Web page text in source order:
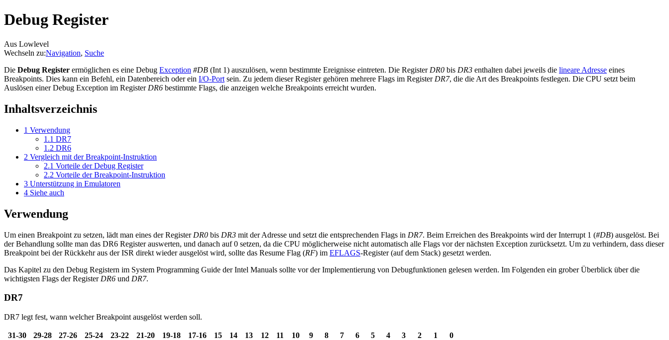
Debug Register
Aus Lowlevel
Wechseln zu:Navigation, Suche
Die Debug Register ermöglichen es eine Debug Exception #DB (Int 1) auszulösen, wenn bestimmte Ereignisse eintreten. Die Register DR0 bis DR3 enthalten dabei jeweils die lineare Adresse eines
Breakpoints. Dies kann ein Befehl, ein Datenbereich oder ein I/O-Port sein. Zu jedem dieser Register gehören mehrere Flags im Register DR7, die die Art des Breakpoints festlegen. Die CPU setzt beim
Auslösen einer Debug Exception im Register DR6 bestimmte Flags, die anzeigen welche Breakpoints erreicht wurden.
Inhaltsverzeichnis
1 Verwendung
1.1 DR7
1.2 DR6
2 Vergleich mit der Breakpoint-Instruktion
2.1 Vorteile der Debug Register
2.2 Vorteile der Breakpoint-Instruktion
3 Unterstützung in Emulatoren
4 Siehe auch
Verwendung
Um einen Breakpoint zu setzen, lädt man eines der Register DR0 bis DR3 mit der Adresse und setzt die entsprechenden Flags in DR7. Beim Erreichen des Breakpoints wird der Interrupt 1 (#DB) ausgelöst. Bei
der Behandlung sollte man das DR6 Register auswerten, und danach auf 0 setzen, da die CPU möglicherweise nicht automatisch alle Flags vor der nächsten Exception zurücksetzt. Um zu verhindern, dass dieser
Breakpoint bei der Rückkehr aus der ISR direkt wieder ausgelöst wird, sollte das Resume Flag (RF) im EFLAGS-Register (auf dem Stack) gesetzt werden.
Das Kapitel zu den Debug Registern im System Programming Guide der Intel Manuals sollte vor der Implementierung von Debugfunktionen gelesen werden. Im Folgenden ein grober Überblick über die
wichtigsten Flags der Register DR6 und DR7.
DR7
DR7 legt fest, wann welcher Breakpoint ausgelöst werden soll.
31-30 29-28 27-26 25-24 23-22 21-20 19-18 17-16 15 14 13 12 11 10 9 8 7 6 5 4 3 2 1
0